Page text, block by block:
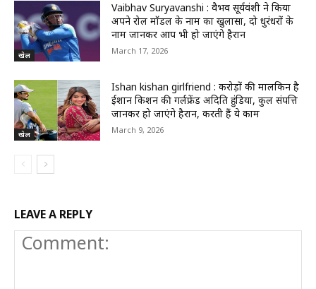
खेल
Vaibhav Suryavanshi : वैभव सूर्यवंशी ने किया
अपने रोल मॉडल के नाम का खुलासा, दो धुरंधरों के
नाम जानकर आप भी हो जाएंगे हैरान
March 17, 2026
खेल
Ishan kishan girlfriend : करोड़ों की मालकिन है
ईशान किशन की गर्लफ्रेंड अदिति हुंडिया, कुल संपत्ति
जानकर हो जाएंगे हैरान, करती हैं ये काम
March 9, 2026
LEAVE A REPLY